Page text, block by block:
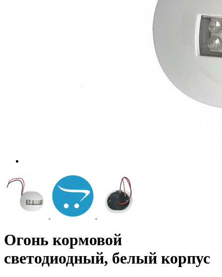
Огонь кормовой
светодиодный, белый корпус